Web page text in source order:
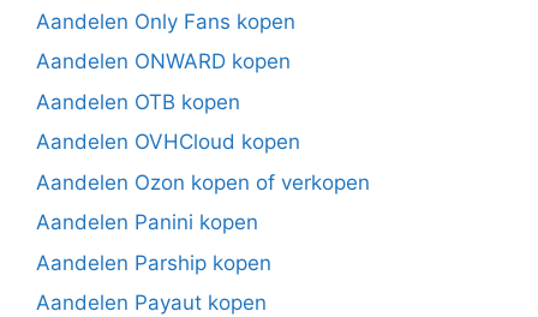
Aandelen Only Fans kopen
Aandelen ONWARD kopen
Aandelen OTB kopen
Aandelen OVHCloud kopen
Aandelen Ozon kopen of verkopen
Aandelen Panini kopen
Aandelen Parship kopen
Aandelen Payaut kopen